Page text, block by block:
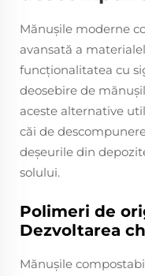
Mănușile moderne
avansată a
funcționalitatea cu
deosebire de
aceste alternative
căi de
deșeurile din
solului.
Polimeri de
Dezvoltarea
Mănușile